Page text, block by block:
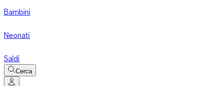
Bambini
Neonati
Saldi
Cerca